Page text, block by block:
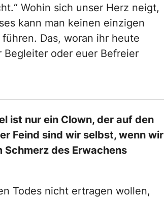
Wohin sich unser Herz neigt,
kann man keinen einzigen
Das, woran ihr heute
oder euer Befreier
ist nur ein Clown, der auf den
Feind sind wir selbst, wenn wir
des Erwachens
Todes nicht ertragen wollen,